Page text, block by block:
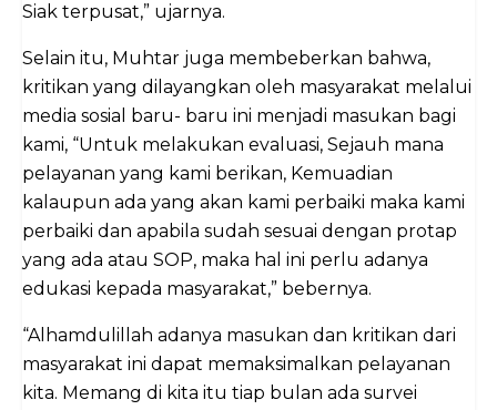
Siak terpusat,” ujarnya.
Selain itu, Muhtar juga membeberkan bahwa,
kritikan yang dilayangkan oleh masyarakat melalui
media sosial baru- baru ini menjadi masukan bagi
kami, “Untuk melakukan evaluasi, Sejauh mana
pelayanan yang kami berikan, Kemuadian
kalaupun ada yang akan kami perbaiki maka kami
perbaiki dan apabila sudah sesuai dengan protap
yang ada atau SOP, maka hal ini perlu adanya
edukasi kepada masyarakat,” bebernya.
“Alhamdulillah adanya masukan dan kritikan dari
masyarakat ini dapat memaksimalkan pelayanan
kita. Memang di kita itu tiap bulan ada survei